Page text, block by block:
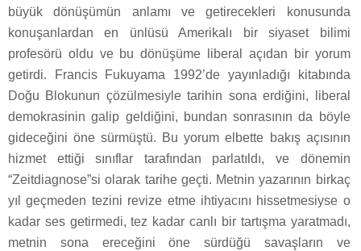
büyük dönüşümün anlamı ve getirecekleri konusunda
konuşanlardan en ünlüsü Amerikalı bir siyaset bilimi
profesörü oldu ve bu dönüşüme liberal açıdan bir yorum
getirdi. Francis Fukuyama 1992’de yayınladığı kitabında
Doğu Blokunun çözülmesiyle tarihin sona erdiğini, liberal
demokrasinin galip geldiğini, bundan sonrasının da böyle
gideceğini öne sürmüştü. Bu yorum elbette bakış açısının
hizmet ettiği sınıflar tarafından parlatıldı, ve dönemin
“Zeitdiagnose”si olarak tarihe geçti. Metnin yazarının birkaç
yıl geçmeden tezini revize etme ihtiyacını hissetmesiyse o
kadar ses getirmedi, tez kadar canlı bir tartışma yaratmadı,
metnin sona ereceğini öne sürdüğü savaşların ve